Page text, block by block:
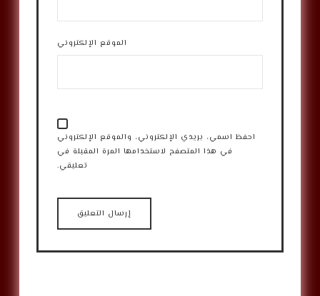
الموقع الإلكتروني
احفظ اسمي، بريدي الإلكتروني، والموقع الإلكتروني
في هذا المتصفح لاستخدامها المرة المقبلة في
تعليقي.